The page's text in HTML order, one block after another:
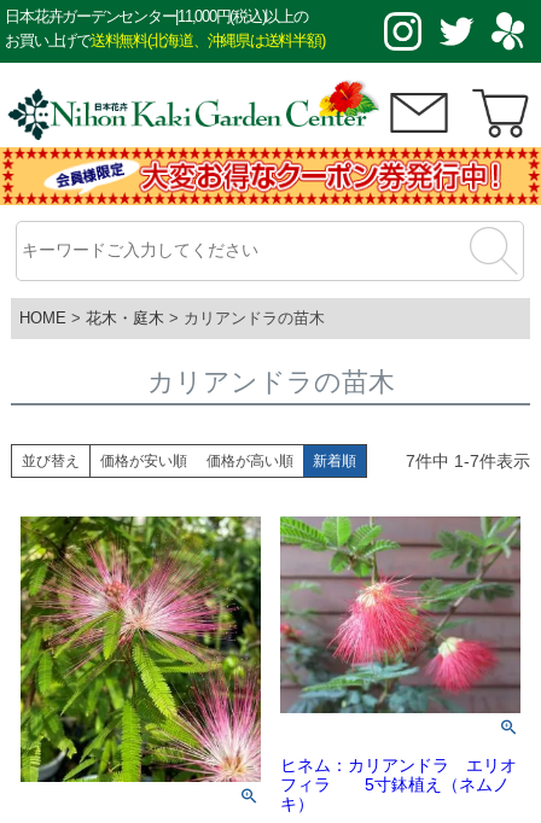
日本花卉ガーデンセンター|11,000円(税込)以上の
お買い上げで送料無料(北海道、沖縄県は送料半額)
HOME 花木・庭木 カリアンドラの苗木
カリアンドラの苗木
並び替え 価格が安い順 価格が高い順 新着順 7件中 1-7件表示
ヒネム：カリアンドラ エリオ
フィラ 5寸鉢植え（ネムノ
キ）